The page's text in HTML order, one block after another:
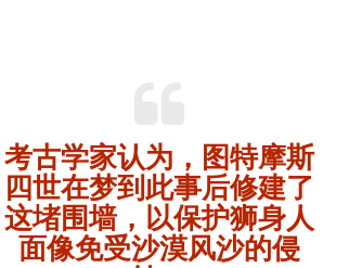
考古学家认为，图特摩斯
四世在梦到此事后修建了
这堵围墙，以保护狮身人
面像免受沙漠风沙的侵